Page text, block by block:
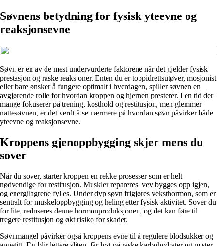
Søvnens betydning for fysisk yteevne og
reaksjonsevne
Søvn er en av de mest undervurderte faktorene når det gjelder fysisk
prestasjon og raske reaksjoner. Enten du er toppidrettsutøver, mosjonist
eller bare ønsker å fungere optimalt i hverdagen, spiller søvnen en
avgjørende rolle for hvordan kroppen og hjernen presterer. I en tid der
mange fokuserer på trening, kosthold og restitusjon, men glemmer
nattesøvnen, er det verdt å se nærmere på hvordan søvn påvirker både
yteevne og reaksjonsevne.
Kroppens gjenoppbygging skjer mens du
sover
Når du sover, starter kroppen en rekke prosesser som er helt
nødvendige for restitusjon. Muskler repareres, vev bygges opp igjen,
og energilagrene fylles. Under dyp søvn frigjøres veksthormon, som er
sentralt for muskeloppbygging og heling etter fysisk aktivitet. Sover du
for lite, reduseres denne hormonproduksjonen, og det kan føre til
tregere restitusjon og økt risiko for skader.
Søvnmangel påvirker også kroppens evne til å regulere blodsukker og